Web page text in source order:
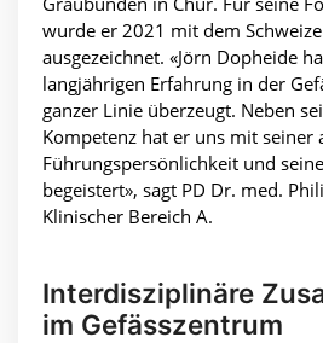
wurde er 2021 mit dem
ausgezeichnet. «Jörn Dopheide
langjährigen Erfahrung in der
ganzer Linie überzeugt. Neben
Kompetenz hat er uns mit seiner
Führungspersönlichkeit und
begeistert», sagt PD Dr. med.
Klinischer Bereich A.
Interdisziplinäre
im Gefässzentrum